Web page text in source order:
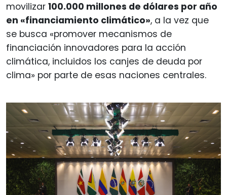
movilizar 100.000 millones de dólares por año
en «financiamiento climático», a la vez que
se busca «promover mecanismos de
financiación innovadores para la acción
climática, incluidos los canjes de deuda por
clima» por parte de esas naciones centrales.